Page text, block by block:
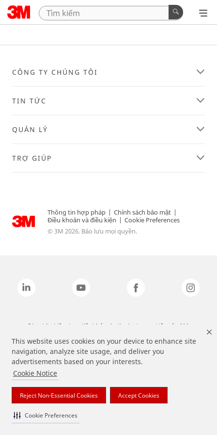
This website uses cookies on your device to enhance site
navigation, analyze site usage, and deliver you
advertisements based on your interests.
Cookie Notice
Reject Non-Essential Cookies Accept Cookies
Cookie Preferences
CÔNG TY CHÚNG TÔI
TIN TỨC
QUẢN LÝ
TRỢ GIÚP
Thông tin hợp pháp | Chính sách bảo mật |
Điều khoản và điều kiện | Cookie Preferences
© 3M 2026. Bảo lưu mọi quyền.
Các nhãn hiệu được liệt kê ở trên là các thương hiệu của 3M.